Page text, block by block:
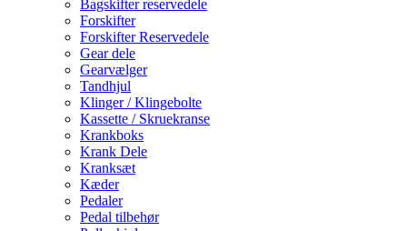
Bagskifter reservedele
Forskifter
Forskifter Reservedele
Gear dele
Gearvælger
Tandhjul
Klinger / Klingebolte
Kassette / Skruekranse
Krankboks
Krank Dele
Kranksæt
Kæder
Pedaler
Pedal tilbehør